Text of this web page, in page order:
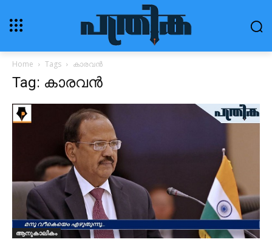
Home Tags കാരവൻ
Tag: കാരവൻ
ആനുകാലികം